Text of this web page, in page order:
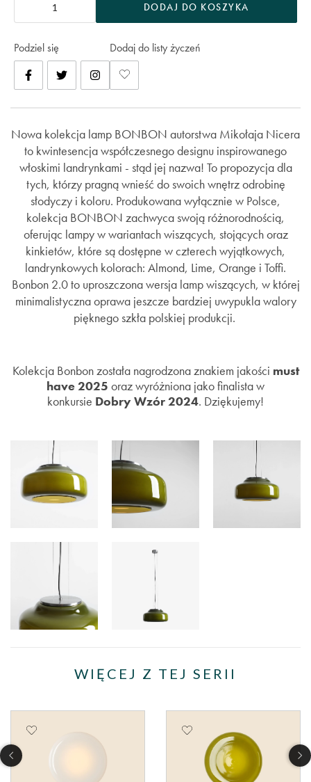
DODAJ DO KOSZYKA
Podziel się Dodaj do listy życzeń
Nowa kolekcja lamp BONBON autorstwa Mikołaja Nicera
to kwintesencja współczesnego designu inspirowanego
włoskimi landrynkami - stąd jej nazwa! To propozycja dla
tych, którzy pragną wnieść do swoich wnętrz odrobinę
słodyczy i koloru. Produkowana wyłącznie w Polsce,
kolekcja BONBON zachwyca swoją różnorodnością,
oferując lampy w wariantach wiszących, stojących oraz
kinkietów, które są dostępne w czterech wyjątkowych,
landrynkowych kolorach: Almond, Lime, Orange i Toffi.
Bonbon 2.0 to uproszczona wersja lamp wiszących, w której
minimalistyczna oprawa jeszcze bardziej uwypukla walory
pięknego szkła polskiej produkcji.
Kolekcja Bonbon została nagrodzona znakiem jakości must
have 2025 oraz wyróżniona jako finalista w
konkursie Dobry Wzór 2024. Dziękujemy!
WIĘCEJ Z TEJ SERII